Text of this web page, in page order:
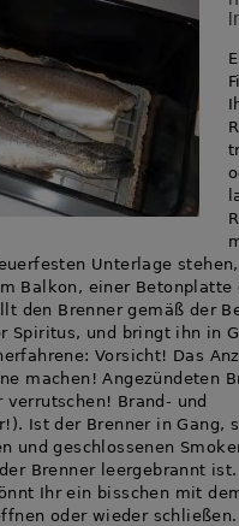
Unterlage
Balkon, einer Betonplatte
den Brenner gemäß der
Spiritus, und bringt ihn in
Vorsicht! Das
machen! Angezündeten
verrutschen! Brand- und
Ist der Brenner in Gang,
und geschlossenen
Brenner leergebrannt ist.
Ihr ein bisschen mit
oder wieder